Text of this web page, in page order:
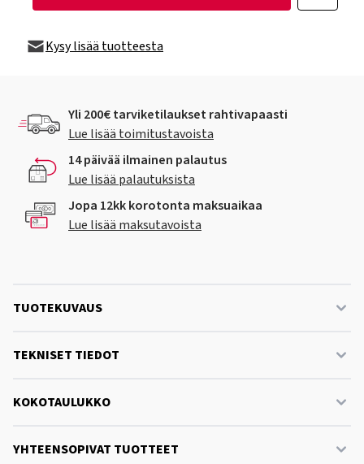
Kysy lisää tuotteesta
Yli 200€ tarviketilaukset rahtivapaasti
Lue lisää toimitustavoista
14 päivää ilmainen palautus
Lue lisää palautuksista
Jopa 12kk korotonta maksuaikaa
Lue lisää maksutavoista
TUOTEKUVAUS
TEKNISET TIEDOT
KOKOTAULUKKO
YHTEENSOPIVAT TUOTTEET